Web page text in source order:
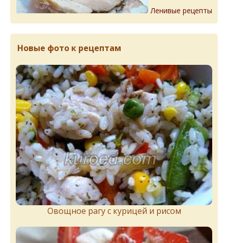
Ленивые рецепты
Новые фото к рецептам
Овощное рагу с курицей и рисом